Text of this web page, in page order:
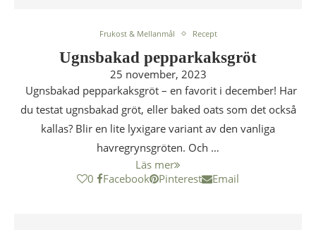
Frukost & Mellanmål Recept
Ugnsbakad pepparkaksgröt
25 november, 2023
Ugnsbakad pepparkaksgröt – en favorit i december! Har
du testat ugnsbakad gröt, eller baked oats som det också
kallas? Blir en lite lyxigare variant av den vanliga
havregrynsgröten. Och …
Läs mer
0
Facebook Pinterest Email